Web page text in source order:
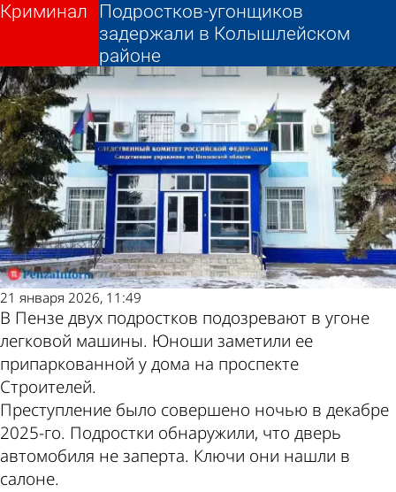
Подростков-угонщиков
задержали в Колышлейском
районе
Криминал
21 января 2026, 11:49
В Пензе двух подростков подозревают в угоне
легковой машины. Юноши заметили ее
припаркованной у дома на проспекте
Строителей.
Преступление было совершено ночью в декабре
2025-го. Подростки обнаружили, что дверь
автомобиля не заперта. Ключи они нашли в
салоне.
Подростков-угонщиков
задержали в Колышлейском
районе
Криминал
Другие новости по
теме
Погода и курсы
валют в Пензе